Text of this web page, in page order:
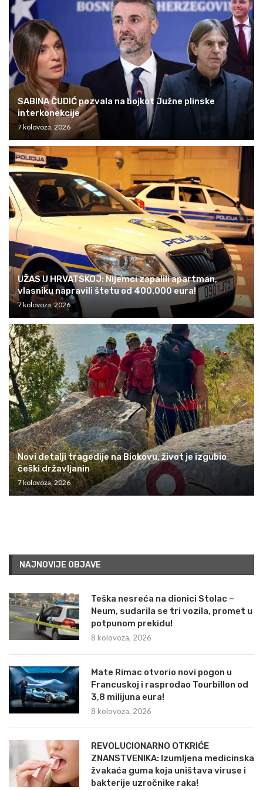
SABINA ČUDIĆ pozvala na bojkot Južne plinske
interkonekcije
7 kolovoza, 2026
UŽAS U HRVATSKOJ: Nijemci zapalili apartman,
vlasniku napravili štetu od 400.000 eura!
7 kolovoza, 2026
Novi detalji tragedije na Biokovu, život je izgubio
češki državljanin
7 kolovoza, 2026
NAJNOVIJE OBJAVE
Teška nesreća na dionici Stolac –
Neum, sudarila se tri vozila, promet u
potpunom prekidu!
8 kolovoza, 2026
Mate Rimac otvorio novi pogon u
Francuskoj i rasprodao Tourbillon od
3,8 milijuna eura!
8 kolovoza, 2026
REVOLUCIONARNO OTKRIĆE
ZNANSTVENIKA: Izumljena medicinska
žvakaća guma koja uništava viruse i
bakterije uzročnike raka!